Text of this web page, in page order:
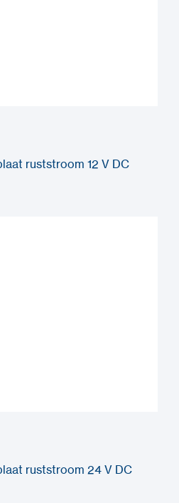
ruststroom 12 V DC
ruststroom 24 V DC